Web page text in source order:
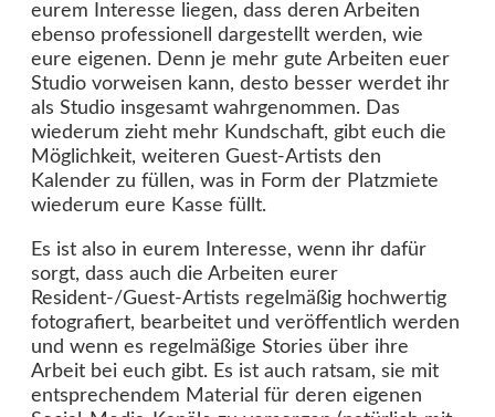
eurem Interesse liegen, dass deren Arbeiten
ebenso professionell dargestellt werden, wie
eure eigenen. Denn je mehr gute Arbeiten euer
Studio vorweisen kann, desto besser werdet ihr
als Studio insgesamt wahrgenommen. Das
wiederum zieht mehr Kundschaft, gibt euch die
Möglichkeit, weiteren Guest-Artists den
Kalender zu füllen, was in Form der Platzmiete
wiederum eure Kasse füllt.
Es ist also in eurem Interesse, wenn ihr dafür
sorgt, dass auch die Arbeiten eurer
Resident-/Guest-Artists regelmäßig hochwertig
fotografiert, bearbeitet und veröffentlich werden
und wenn es regelmäßige Stories über ihre
Arbeit bei euch gibt. Es ist auch ratsam, sie mit
entsprechendem Material für deren eigenen